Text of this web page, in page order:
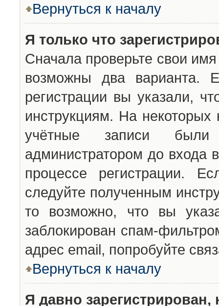
Вернуться к началу
Я только что
Сначала проверьте свои
возможны два варианта.
регистрации вы указали,
инструкциям. На
учётные записи были
администратором до входа
процессе регистрации.
следуйте полученным
то возможно, что вы
заблокирован спам-
адрес email, попробуйте
Вернуться к началу
Я давно